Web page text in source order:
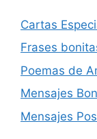
Cartas
Frases
Poemas de
Mensajes
Mensajes